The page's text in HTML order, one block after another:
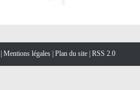
Mentions légales Plan du site RSS 2.0